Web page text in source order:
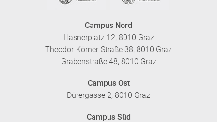
Campus Nord
Hasnerplatz 12, 8010 Graz
Theodor-Körner-Straße 38, 8010 Graz
Grabenstraße 48, 8010 Graz
Campus Ost
Dürergasse 2, 8010 Graz
Campus Süd